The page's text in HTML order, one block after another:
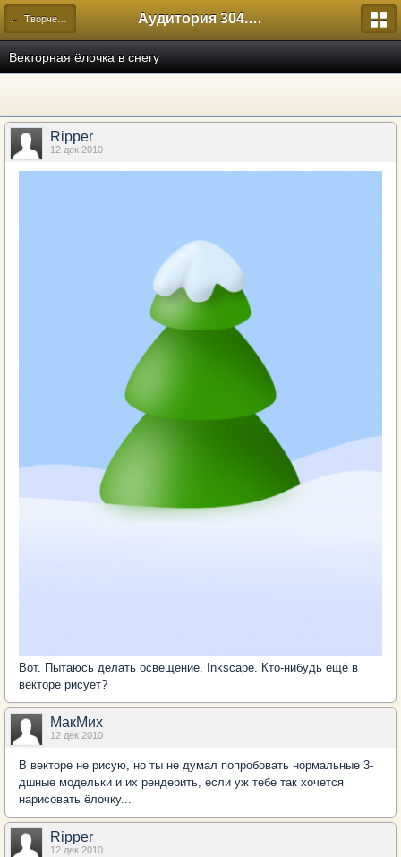
← Творческий Аудитория 304. История России
Векторная ёлочка в снегу
Ripper
12 дек 2010
Вот. Пытаюсь делать освещение. Inkscape. Кто-нибудь ещё в
векторе рисует?
МакМих
12 дек 2010
В векторе не рисую, но ты не думал попробовать нормальные 3-
дшные модельки и их рендерить, если уж тебе так хочется
нарисовать ёлочку...
Ripper
12 дек 2010